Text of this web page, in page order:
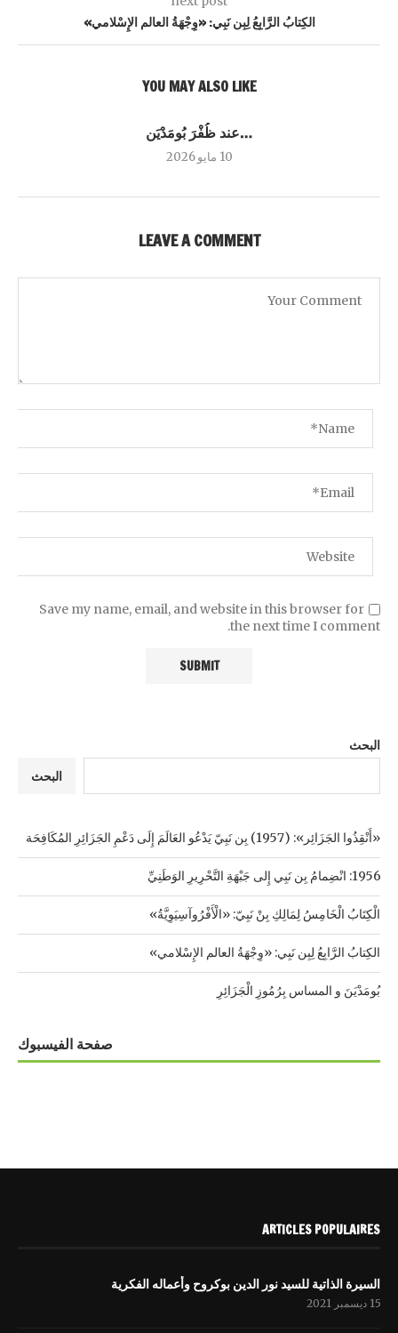
الكِتابُ الرَّابِعُ لِبِن نَبِي: «وِجْهَةُ العالم الإِسْلامي»
YOU MAY ALSO LIKE
…عند ظُفْرَ بُومَدْيَن
10 مايو 2026
LEAVE A COMMENT
Save my name, email, and website in this browser for
the next time I comment.
البحث
البحث
«أَنْقِذُوا الجَزَائِر»: (1957) بِن نَبِيّ يَدْعُو العَالَمَ إِلَى دَعْمِ الجَزَائِرِ المُكَافِحَة
1956: انْضِمامُ بِن نَبِي إِلى جَبْهَةِ التَّحْرِيرِ الوَطَنِيِّ
الْكِتَابُ الْخَامِسُ لِمَالِكِ بِنْ نَبِيّ: «الْأَفْرُوآسِيَوِيَّةُ»
الكِتابُ الرَّابِعُ لِبِن نَبِي: «وِجْهَةُ العالم الإِسْلامي»
بُومَدْيَنَ و المساس بِرُمُوزِ الْجَزَائِرِ
صفحة الفيسبوك
ARTICLES POPULAIRES
السيرة الذاتية للسيد نور الدين بوكروح وأعماله الفكرية
15 ديسمبر 2021